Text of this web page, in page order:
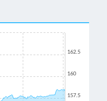
157.5
160
162.5